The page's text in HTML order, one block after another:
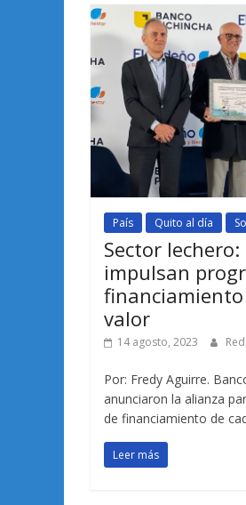
País Quito al día
Sector
impulsan
financiamiento
valor
14 agosto, 2023
Por: Fredy Aguirre.
anunciaron la alianza
de financiamiento de
Leer más